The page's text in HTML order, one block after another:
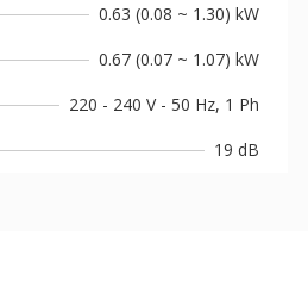
0.63 (0.08 ~ 1.30) kW
0.67 (0.07 ~ 1.07) kW
220 - 240 V - 50 Hz, 1 Ph
19 dB